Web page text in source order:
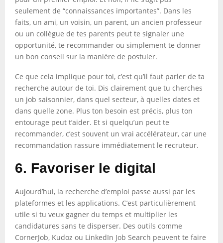
seulement de “connaissances importantes”. Dans les
faits, un ami, un voisin, un parent, un ancien professeur
ou un collègue de tes parents peut te signaler une
opportunité, te recommander ou simplement te donner
un bon conseil sur la manière de postuler.
Ce que cela implique pour toi, c’est qu’il faut parler de ta
recherche autour de toi. Dis clairement que tu cherches
un job saisonnier, dans quel secteur, à quelles dates et
dans quelle zone. Plus ton besoin est précis, plus ton
entourage peut t’aider. Et si quelqu’un peut te
recommander, c’est souvent un vrai accélérateur, car une
recommandation rassure immédiatement le recruteur.
6. Favoriser le digital
Aujourd’hui, la recherche d’emploi passe aussi par les
plateformes et les applications. C’est particulièrement
utile si tu veux gagner du temps et multiplier les
candidatures sans te disperser. Des outils comme
CornerJob, Kudoz ou LinkedIn Job Search peuvent te faire